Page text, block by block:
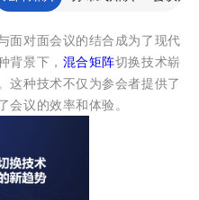
面对面会议的结合成为了现代
背景下， 混合矩阵切换技术崭
这种技术不仅为参会者提供了
会议的效率和体验。